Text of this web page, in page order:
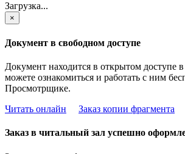
Загрузка...
×
Документ в свободном доступе
Документ находится в открытом доступе
можете ознакомиться и работать с ним
Просмотрщике.
Читать онлайн
Заказ копии фрагмента
Заказ в читальный зал успешно